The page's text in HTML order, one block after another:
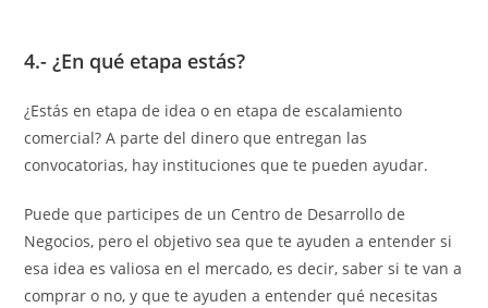
4.- ¿En qué etapa estás?
¿Estás en etapa de idea o en etapa de escalamiento
comercial? A parte del dinero que entregan las
convocatorias, hay instituciones que te pueden ayudar.
Puede que participes de un Centro de Desarrollo de
Negocios, pero el objetivo sea que te ayuden a entender si
esa idea es valiosa en el mercado, es decir, saber si te van a
comprar o no, y que te ayuden a entender qué necesitas